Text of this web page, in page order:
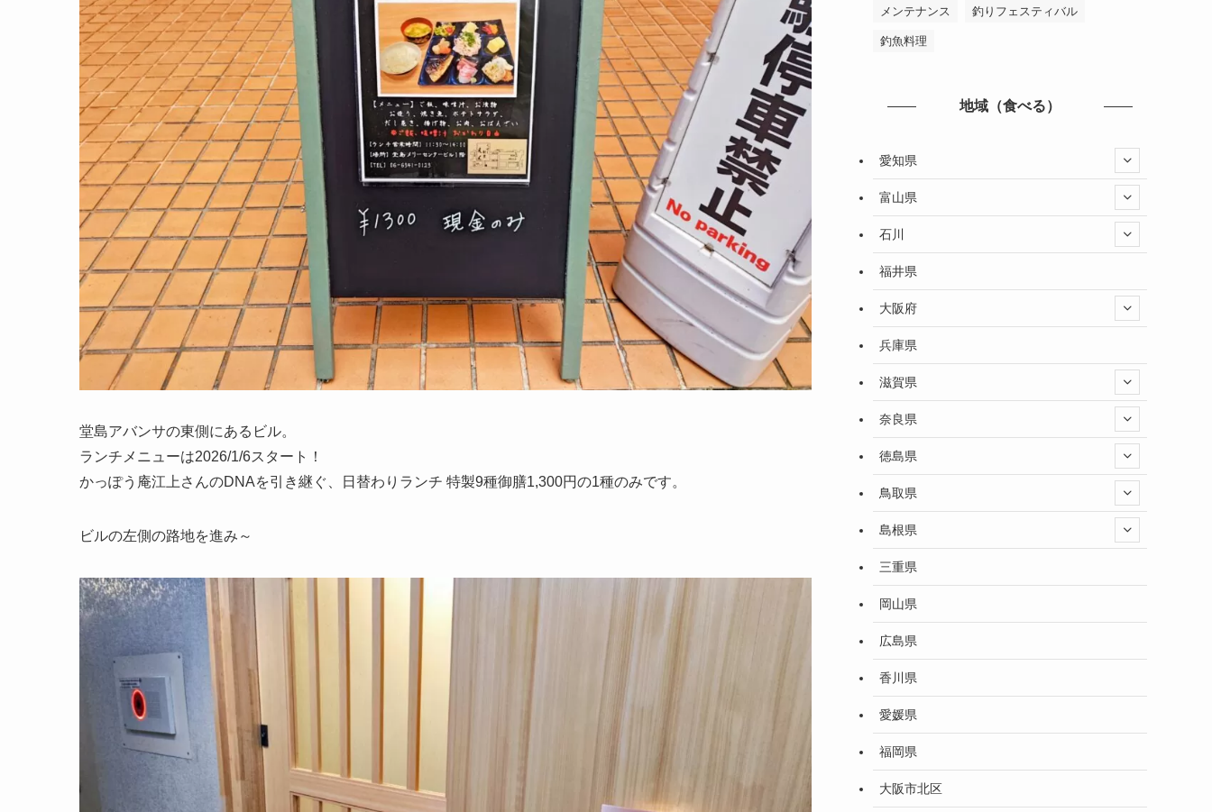
堂島アバンサの東側にあるビル。
ランチメニューは2026/1/6スタート！
かっぽう庵江上さんのDNAを引き継ぐ、日替わりランチ 特製9種御膳1,300円の1種のみです。
ビルの左側の路地を進み～
メンテナンス 釣りフェスティバル
釣魚料理
地域（食べる）
愛知県
富山県
石川
福井県
大阪府
兵庫県
滋賀県
奈良県
徳島県
鳥取県
島根県
三重県
岡山県
広島県
香川県
愛媛県
福岡県
大阪市北区